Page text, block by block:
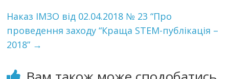
Наказ ІМЗО від 02.04.2018 № 23 “Про
проведення заходу “Краща STEM-публікація –
2018” →